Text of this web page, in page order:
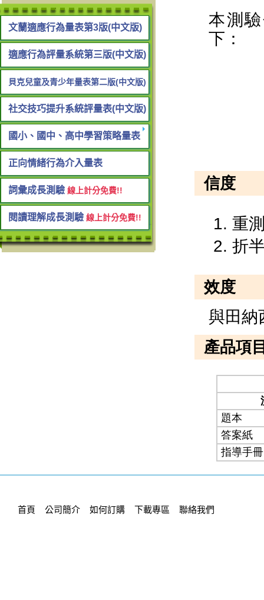
文蘭適應行為量表第3版(中文版)
適應行為評量系統第三版(中文版)
貝克兒童及青少年量表第二版(中文版)
社交技巧提升系統評量表(中文版)
國小、國中、高中學習策略量表
正向情緒行為介入量表
詞彙成長測驗 線上計分免費!!
閱讀理解成長測驗 線上計分免費!!
首頁 公司簡介 如何訂購 下載專區 聯絡我們